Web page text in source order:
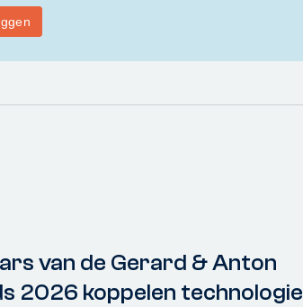
van de Gerard & Anton
2026 koppelen technologie